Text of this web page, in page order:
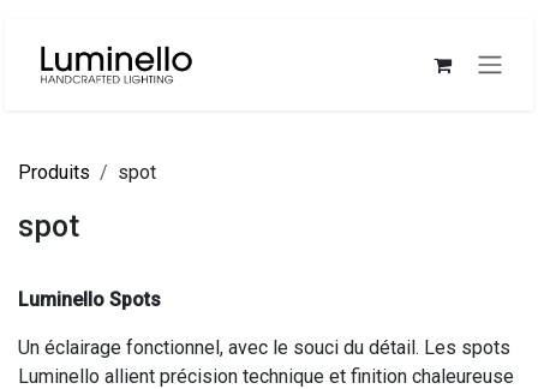
Produits spot
spot
Luminello Spots
Un éclairage fonctionnel, avec le souci du détail. Les spots
Luminello allient précision technique et finition chaleureuse